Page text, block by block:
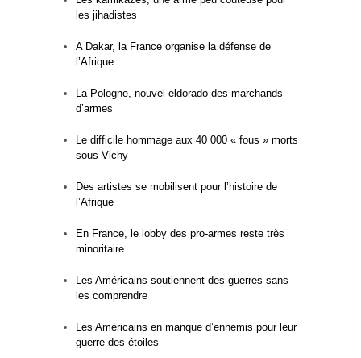
les jihadistes
A Dakar, la France organise la défense de
l’Afrique
La Pologne, nouvel eldorado des marchands
d’armes
Le difficile hommage aux 40 000 « fous » morts
sous Vichy
Des artistes se mobilisent pour l’histoire de
l’Afrique
En France, le lobby des pro-armes reste très
minoritaire
Les Américains soutiennent des guerres sans
les comprendre
Les Américains en manque d’ennemis pour leur
guerre des étoiles